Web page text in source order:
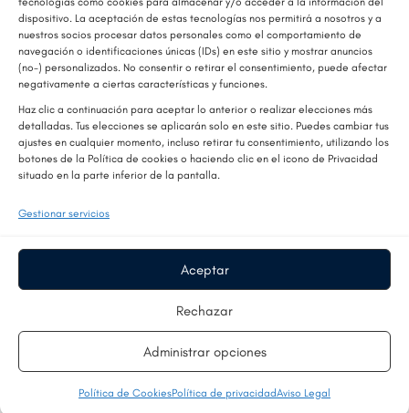
dispositivo. La aceptación de estas tecnologías nos permitirá a nosotros y a
nuestros socios procesar datos personales como el comportamiento de
navegación o identificaciones únicas (IDs) en este sitio y mostrar anuncios
(no-) personalizados. No consentir o retirar el consentimiento, puede afectar
negativamente a ciertas características y funciones.
Haz clic a continuación para aceptar lo anterior o realizar elecciones más
detalladas. Tus elecciones se aplicarán solo en este sitio. Puedes cambiar tus
ajustes en cualquier momento, incluso retirar tu consentimiento, utilizando los
botones de la Política de cookies o haciendo clic en el icono de Privacidad
situado en la parte inferior de la pantalla.
Gestionar servicios
Aceptar
Rechazar
Administrar opciones
Política de CookiesPolítica de privacidadAviso Legal
integradas.
Conclusión
complicado! Con los criterios adecuados —uso, tamaño,
tipo, frecuencia, efecto— podrás seleccionar la solución
que mejor encaje contigo. En Pantallas LED Almería
presupuesto e instalación. Hablemos cuando quieras.
antes de comprar